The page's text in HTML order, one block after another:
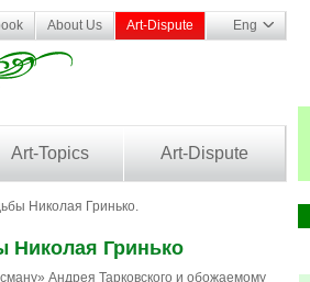
About Us Art-Dispute Eng
Art-Topics Art-Dispute
Николая Гринько.
Николая Гринько
Андрея Тарковского и обожаемому